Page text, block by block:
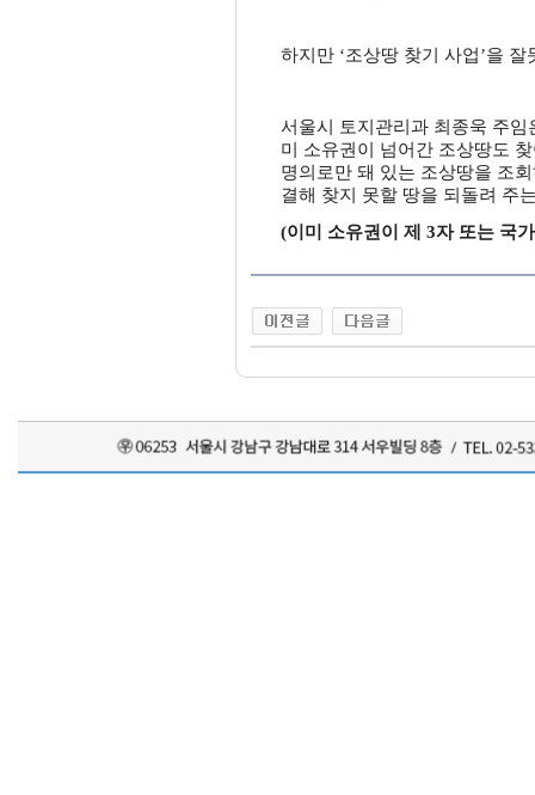
하지만 ‘조상땅 찾기 사업’을
서울시 토지관리과 최종욱 주
미 소유권이 넘어간 조상땅도
명의로만 돼 있는 조상땅을 조
결해 찾지 못할 땅을 되돌려 주
(이미 소유권이 제 3자 또는 국